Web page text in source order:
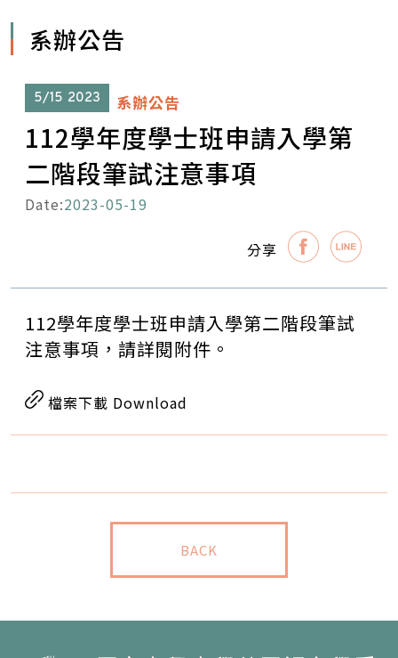
系辦公告
5/15 2023 系辦公告
112學年度學士班申請入學第
二階段筆試注意事項
Date:2023-05-19
分享
112學年度學士班申請入學第二階段筆試
注意事項，請詳閱附件。
檔案下載 Download
BACK